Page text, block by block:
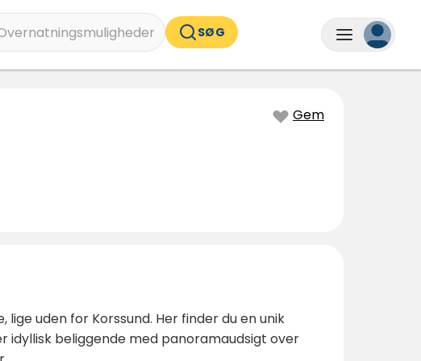
SØG
Gem
uden for Korssund. Her finder du en unik
beliggende med panoramaudsigt over